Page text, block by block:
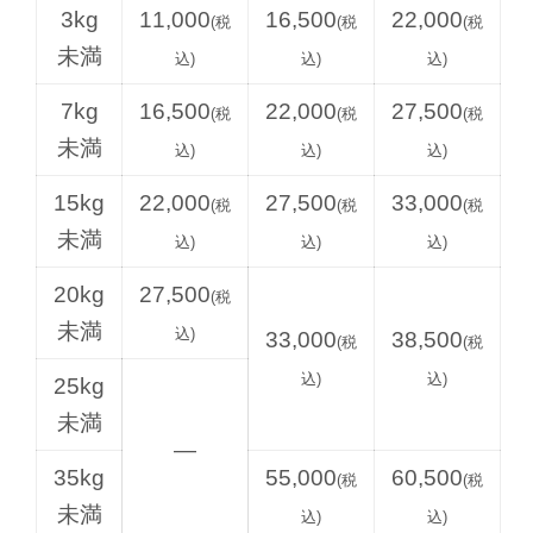
3kg
未満
11,000(税
込)
16,500(税
込)
22,000(税
込)
7kg
未満
16,500(税
込)
22,000(税
込)
27,500(税
込)
15kg
未満
22,000(税
込)
27,500(税
込)
33,000(税
込)
20kg
未満
27,500(税
込) 33,000(税
込)
38,500(税
込)
25kg
未満
—
35kg
未満
55,000(税
込)
60,500(税
込)